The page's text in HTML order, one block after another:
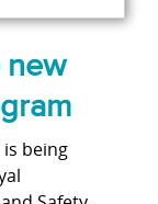
new
being